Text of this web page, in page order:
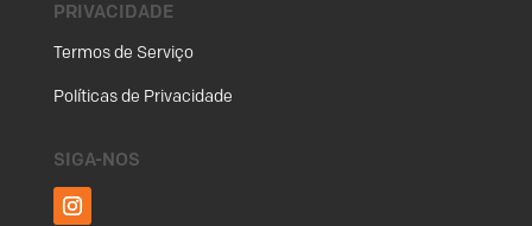
PRIVACIDADE
Termos de Serviço
Políticas de Privacidade
SIGA-NOS